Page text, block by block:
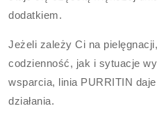
dodatkiem.
Jeżeli zależy Ci na
codzienność, jak i sytuacje
wsparcia, linia PURRITIN
działania.